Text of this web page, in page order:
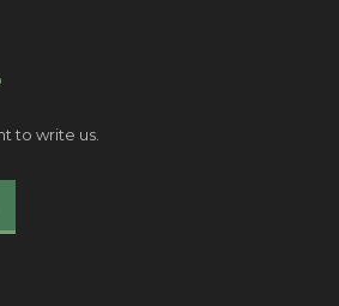
to write us.